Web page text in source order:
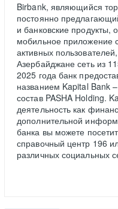
Birbank, являющийся
постоянно
и банковские продукты,
мобильное приложение
активных
Азербайджане сеть из
2025 года банк
названием Kapital Bank
состав PASHA Holding.
деятельность как
дополнительной
банка вы можете
справочный центр 196
различных социальных